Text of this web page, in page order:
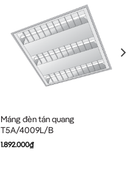
Máng đèn tán quang
T5A/4009L/B
1.892.000₫